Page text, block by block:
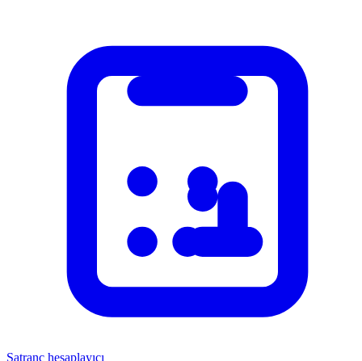
Satranç hesaplayıcı